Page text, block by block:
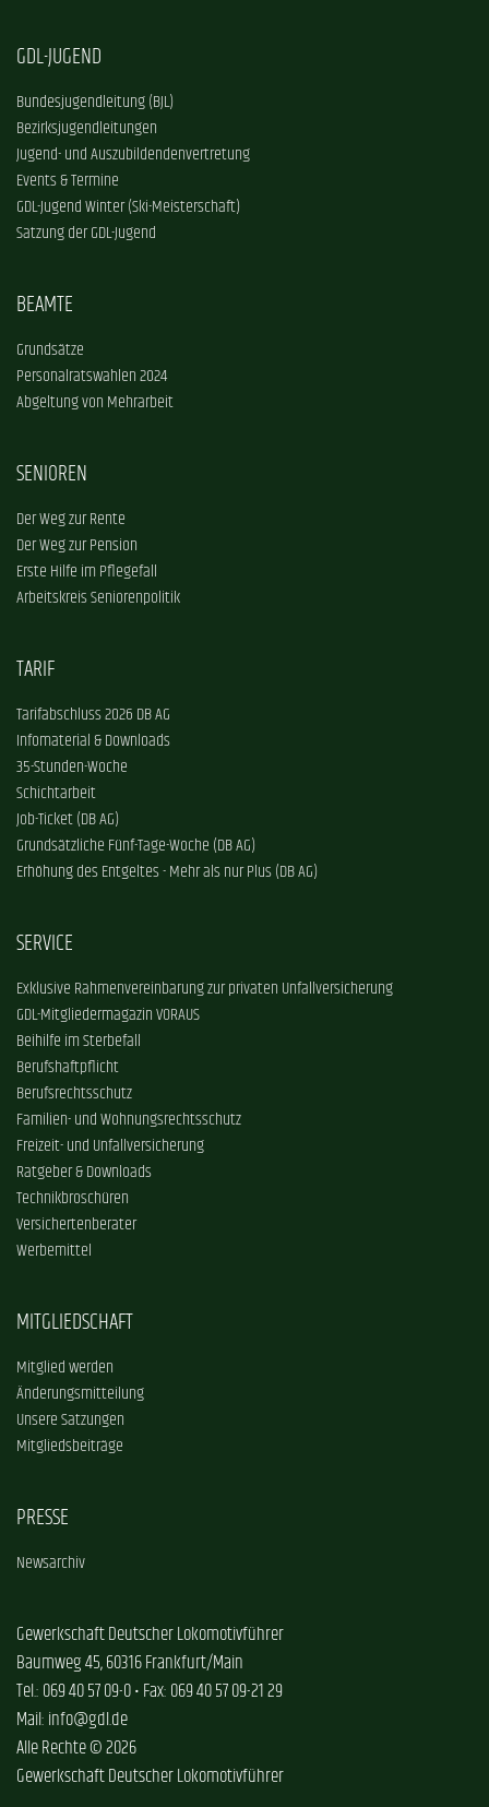
GDL-JUGEND
Bundesjugendleitung (BJL)
Bezirksjugendleitungen
Jugend- und Auszubildendenvertretung
Events & Termine
GDL-Jugend Winter (Ski-Meisterschaft)
Satzung der GDL-Jugend
BEAMTE
Grundsätze
Personalratswahlen 2024
Abgeltung von Mehrarbeit
SENIOREN
Der Weg zur Rente
Der Weg zur Pension
Erste Hilfe im Pflegefall
Arbeitskreis Seniorenpolitik
TARIF
Tarifabschluss 2026 DB AG
Infomaterial & Downloads
35-Stunden-Woche
Schichtarbeit
Job-Ticket (DB AG)
Grundsätzliche Fünf-Tage-Woche (DB AG)
Erhöhung des Entgeltes - Mehr als nur Plus (DB AG)
SERVICE
Exklusive Rahmenvereinbarung zur privaten Unfallversicherung
GDL-Mitgliedermagazin VORAUS
Beihilfe im Sterbefall
Berufshaftpflicht
Berufsrechtsschutz
Familien- und Wohnungsrechtsschutz
Freizeit- und Unfallversicherung
Ratgeber & Downloads
Technikbroschüren
Versichertenberater
Werbemittel
MITGLIEDSCHAFT
Mitglied werden
Änderungsmitteilung
Unsere Satzungen
Mitgliedsbeiträge
PRESSE
Newsarchiv
Gewerkschaft Deutscher Lokomotivführer
Baumweg 45, 60316 Frankfurt/Main
Tel.: 069 40 57 09-0 • Fax: 069 40 57 09-21 29
Mail: info@gdl.de
Alle Rechte © 2026
Gewerkschaft Deutscher Lokomotivführer